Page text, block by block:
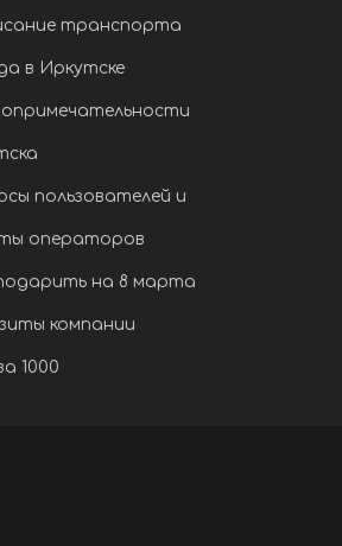
транспорта
в Иркутске
пользователей и
операторов
на 8 марта
компании
1000